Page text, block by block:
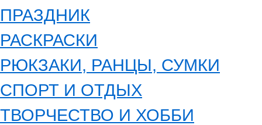
ПРАЗДНИК
РАСКРАСКИ
РЮКЗАКИ, РАНЦЫ, СУМКИ
СПОРТ И ОТДЫХ
ТВОРЧЕСТВО И ХОББИ